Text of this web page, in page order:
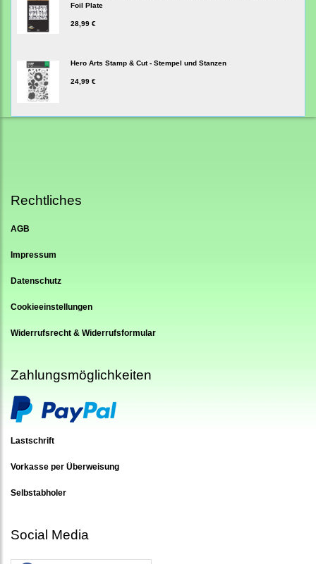
Foil Plate
28,99 €
Hero Arts Stamp & Cut - Stempel und Stanzen
24,99 €
Rechtliches
AGB
Impressum
Datenschutz
Cookieeinstellungen
Widerrufsrecht & Widerrufsformular
Zahlungsmöglichkeiten
Lastschrift
Vorkasse per Überweisung
Selbstabholer
Social Media